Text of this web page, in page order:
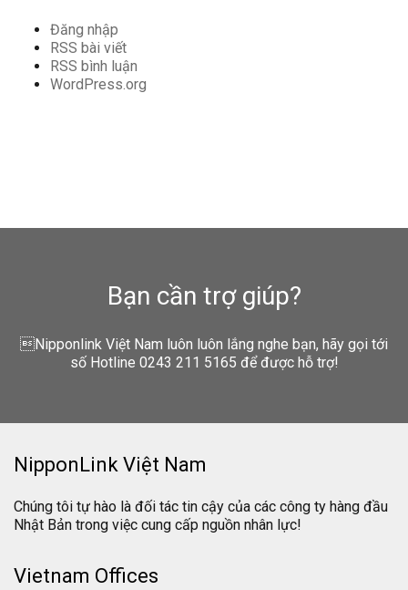
Đăng nhập
RSS bài viết
RSS bình luận
WordPress.org
Bạn cần trợ giúp?
Nipponlink Việt Nam luôn luôn lắng nghe bạn, hãy gọi tới
số Hotline 0243 211 5165 để được hỗ trợ!
NipponLink Việt Nam
Chúng tôi tự hào là đối tác tin cậy của các công ty hàng đầu
Nhật Bản trong việc cung cấp nguồn nhân lực!
Vietnam Offices